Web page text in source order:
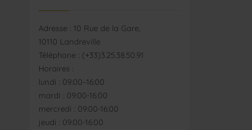
Adresse : 10 Rue de la Gare,
10110 Landreville
Téléphone : (+33)3.25.38.50.91
Horaires :
lundi : 09:00–16:00
mardi : 09:00-16:00
mercredi : 09:00-16:00
jeudi : 09:00-16:00